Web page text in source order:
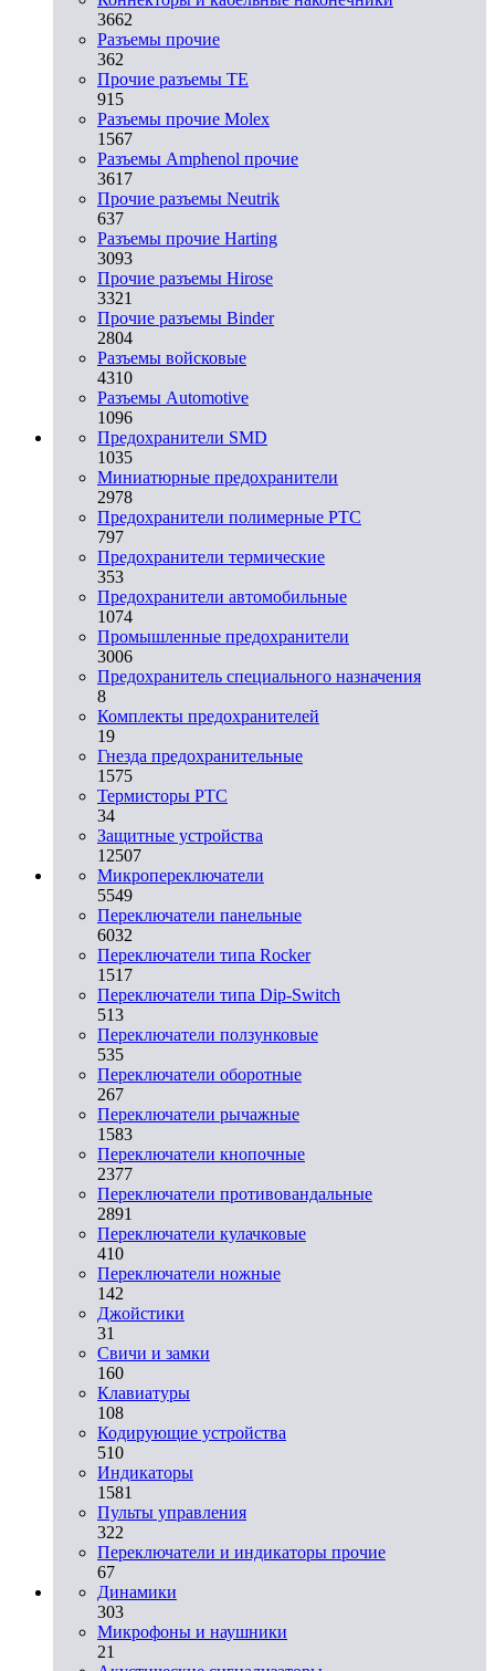
3662
Разъeмы прочие
362
Прочие разъемы TE
915
Разъемы прочие Molex
1567
Разъемы Amphenol прочие
3617
Прочие разъемы Neutrik
637
Разъемы прочие Harting
3093
Прочие разъемы Hirose
3321
Прочие разъемы Binder
2804
Разъемы войсковые
4310
Разъeмы Automotive
1096
Предохранители SMD
1035
Миниатюрные предохранители
2978
Предохранители полимерные PTC
797
Предохранители термические
353
Предохранители автомобильные
1074
Промышленные предохранители
3006
Предохранитель специального назначения
8
Комплекты предохранителей
19
Гнезда предохранительные
1575
Термисторы PTC
34
Защитные устройства
12507
Микропереключатели
5549
Переключатели панельные
6032
Переключатели типа Rocker
1517
Переключатели типа Dip-Switch
513
Переключатели ползунковые
535
Переключатели оборотные
267
Переключатели рычажные
1583
Переключатели кнопочные
2377
Переключатели противовандальные
2891
Переключатели кулачковые
410
Переключатели ножные
142
Джойстики
31
Свичи и замки
160
Клавиатуры
108
Кодирующие устройства
510
Индикаторы
1581
Пульты управления
322
Переключатели и индикаторы прочие
67
Динамики
303
Микрофоны и наушники
21